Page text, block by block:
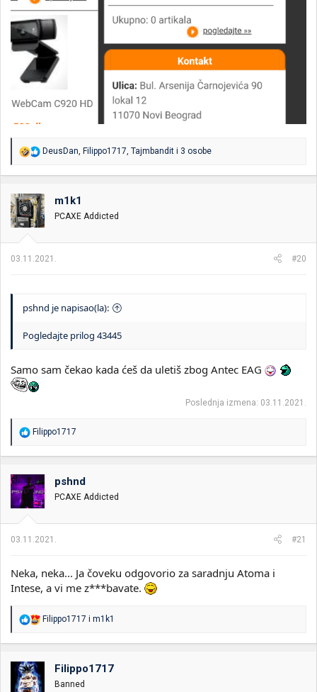
R
a
o
v
a
n
j
:
DeusDan, Filippo1717, Tajmbandit i 3 osobe
m1k1
PCAXE Addicted
03.11.2021. #20
pshnd je napisao(la):
Pogledajte prilog 43445
Samo sam čekao kada ćeš da uletiš zbog Antec EAG
Poslednja izmena: 03.11.2021.
R
a
o
v
a
n
:
Filippo1717
pshnd
PCAXE Addicted
03.11.2021. #21
Neka, neka... Ja čoveku odgovorio za saradnju Atoma i
Intese, a vi me z***bavate.
R
a
o
Filippo1717 i m1k1
Filippo1717
Banned